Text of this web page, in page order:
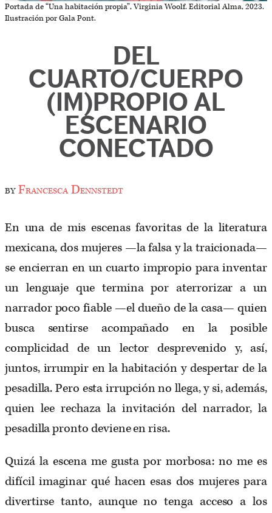
Portada de “Una habitación propia”, Virginia Woolf. Editorial Alma, 2023.
Ilustración por Gala Pont.
DEL
CUARTO/CUERPO
(IM)PROPIO AL
ESCENARIO
CONECTADO
byFrancesca Dennstedt
En una de mis escenas favoritas de la literatura
mexicana, dos mujeres —la falsa y la traicionada—
se encierran en un cuarto impropio para inventar
un lenguaje que termina por aterrorizar a un
narrador poco fiable —el dueño de la casa— quien
busca sentirse acompañado en la posible
complicidad de un lector desprevenido y, así,
juntos, irrumpir en la habitación y despertar de la
pesadilla. Pero esta irrupción no llega, y si, además,
quien lee rechaza la invitación del narrador, la
pesadilla pronto deviene en risa.
Quizá la escena me gusta por morbosa: no me es
difícil imaginar qué hacen esas dos mujeres para
divertirse tanto, aunque no tenga acceso a los